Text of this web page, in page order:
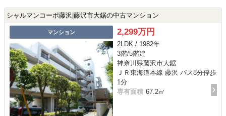
シャルマンコーポ藤沢|藤沢市大鋸の中古マンション
マンション 2,299万円
2LDK / 1982年
3階/5階建
神奈川県藤沢市大鋸
ＪＲ東海道本線 藤沢 バス8分停歩
1分
専有面積 67.2㎡